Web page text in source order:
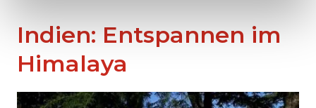
Indien: Entspannen im
Himalaya